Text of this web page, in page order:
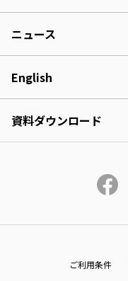
ニュース
English
資料ダウンロード
ご利用条件